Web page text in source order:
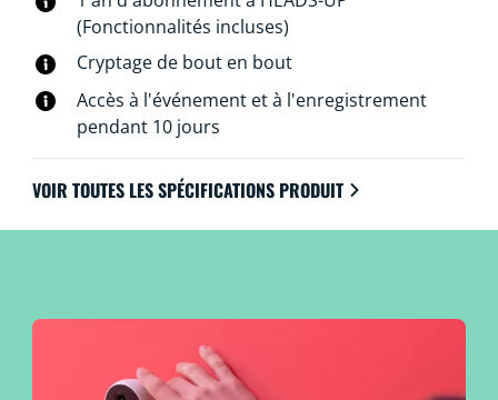
commencer à surveiller et à protéger votre maison dès
aujourd’hui.
(Fonctionnalités incluses)
Cryptage de bout en bout
Accès à l'événement et à l'enregistrement
pendant 10 jours
VOIR TOUTES LES SPÉCIFICATIONS PRODUIT